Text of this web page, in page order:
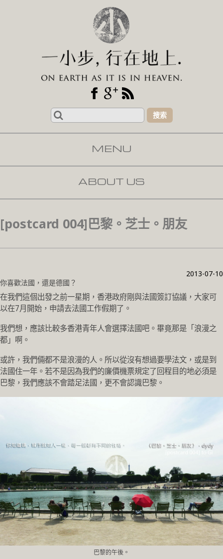
Search
for:
MENU
SKIP TO CONTENT
ABOUT US
[postcard 004]巴黎。芝士。朋友
2013-07-10
你喜歡法國，還是德國？
在我們這個出發之前一星期，香港政府剛與法國簽訂協議，大家可
以在7月開始，申請去法國工作假期了。
我們想，應該比較多香港青年人會選擇法國吧。畢竟那是「浪漫之
都」啊。
或許，我們倆都不是浪漫的人。所以從沒有想過要學法文，或是到
法國住一年。若不是因為我們的廉價機票規定了回程目的地必須是
巴黎，我們應該不會踏足法國，更不會認識巴黎。
巴黎的午後。